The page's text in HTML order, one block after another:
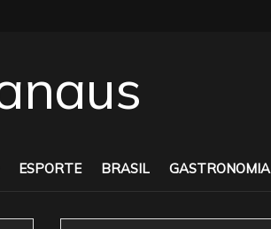
ESPORTE BRASIL GASTRONOMIA